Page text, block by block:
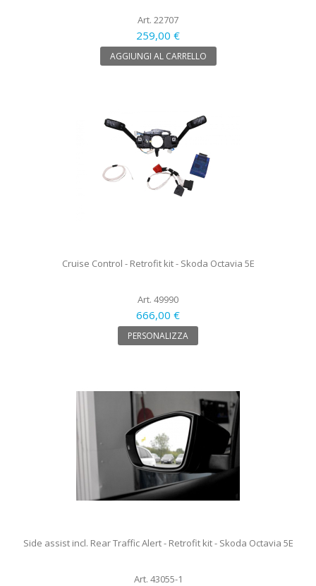
Art. 22707
259,00 €
AGGIUNGI AL CARRELLO
Cruise Control - Retrofit kit - Skoda Octavia 5E
Art. 49990
666,00 €
PERSONALIZZA
Side assist incl. Rear Traffic Alert - Retrofit kit - Skoda Octavia 5E
Art. 43055-1